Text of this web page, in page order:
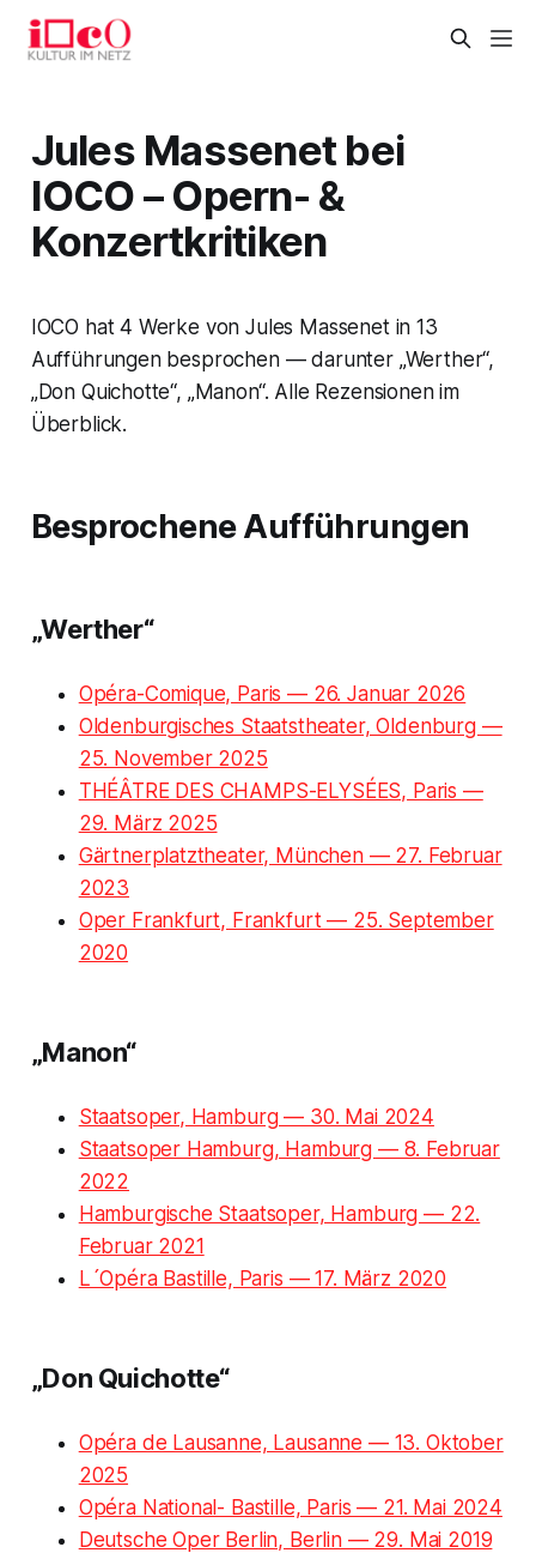
Jules Massenet bei
IOCO – Opern- &
Konzertkritiken
IOCO hat 4 Werke von Jules Massenet in 13
Aufführungen besprochen — darunter „Werther“,
„Don Quichotte“, „Manon“. Alle Rezensionen im
Überblick.
Besprochene Aufführungen
„Werther“
Opéra-Comique, Paris — 26. Januar 2026
Oldenburgisches Staatstheater, Oldenburg —
25. November 2025
THÉÂTRE DES CHAMPS-ELYSÉES, Paris —
29. März 2025
Gärtnerplatztheater, München — 27. Februar
2023
Oper Frankfurt, Frankfurt — 25. September
2020
„Manon“
Staatsoper, Hamburg — 30. Mai 2024
Staatsoper Hamburg, Hamburg — 8. Februar
2022
Hamburgische Staatsoper, Hamburg — 22.
Februar 2021
L´Opéra Bastille, Paris — 17. März 2020
„Don Quichotte“
Opéra de Lausanne, Lausanne — 13. Oktober
2025
Opéra National- Bastille, Paris — 21. Mai 2024
Deutsche Oper Berlin, Berlin — 29. Mai 2019